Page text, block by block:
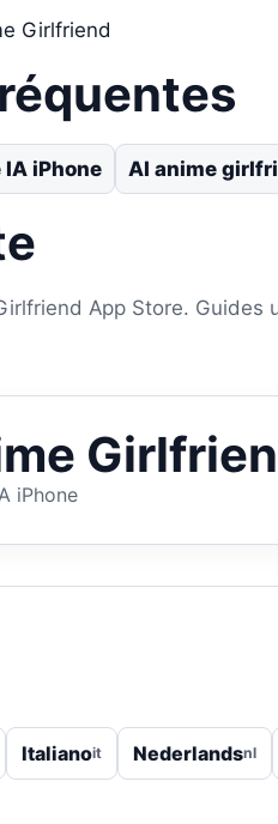
Girlfriend
iPhone AI anime
App Store.
iPhone
Italianoit Nederlandsnl